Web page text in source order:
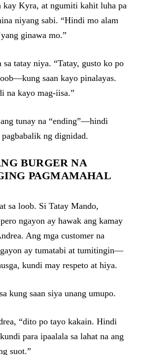
kay Kyra, at ngumiti kahit luha pa
niyang sabi. “Hindi mo alam
ginawa mo.”
tatay niya. “Tatay, gusto ko po
saan kayo pinalayas.
na kayo mag-iisa.”
tunay na “ending”—hindi
ng dignidad.
BURGER NA
PAGMAMAHAL
sa loob. Si Tatay Mando,
ngayon ay hawak ang kamay
Ang mga customer na
ay tumatabi at tumitingin—
kundi may respeto at hiya.
kung saan siya unang umupo.
“dito po tayo kakain. Hindi
para ipaalala sa lahat na ang
suot.”